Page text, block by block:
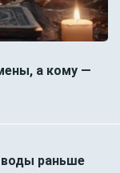
а кому —
раньше